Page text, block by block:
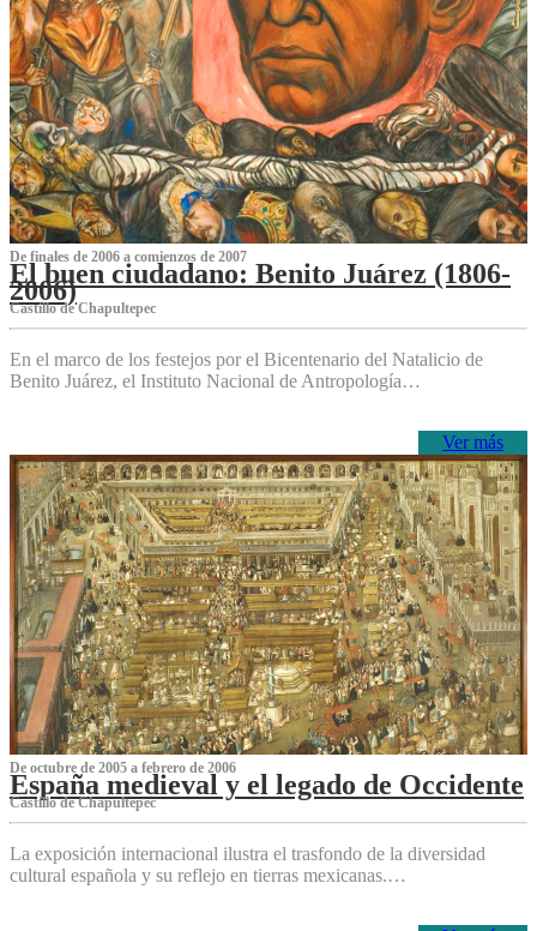
De finales de 2006 a comienzos de 2007
El buen ciudadano: Benito Juárez (1806-
2006)
Castillo de Chapultepec
En el marco de los festejos por el Bicentenario del Natalicio de
Benito Juárez, el Instituto Nacional de Antropología…
Ver más
De octubre de 2005 a febrero de 2006
España medieval y el legado de Occidente
Castillo de Chapultepec
La exposición internacional ilustra el trasfondo de la diversidad
cultural española y su reflejo en tierras mexicanas.…